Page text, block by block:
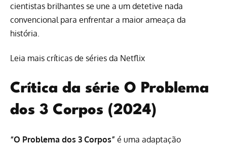
cientistas brilhantes se une a um detetive nada
convencional para enfrentar a maior ameaça da
história.
Leia mais críticas de séries da Netflix
Crítica da série O Problema
dos 3 Corpos (2024)
“O Problema dos 3 Corpos” é uma adaptação